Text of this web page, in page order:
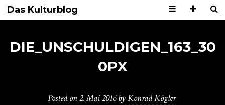
Das Kulturblog
DIE_UNSCHULDIGEN_163_30
0PX
Posted on2. Mai 2016 byKonrad Kögler